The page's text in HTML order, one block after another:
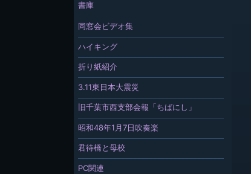
書庫
同窓会ビデオ集
ハイキング
折り紙紹介
3.11東日本大震災
旧千葉市西支部会報「ちばにし」
昭和48年1月7日吹奏楽
君待橋と母校
PC関連